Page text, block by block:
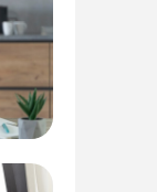
по